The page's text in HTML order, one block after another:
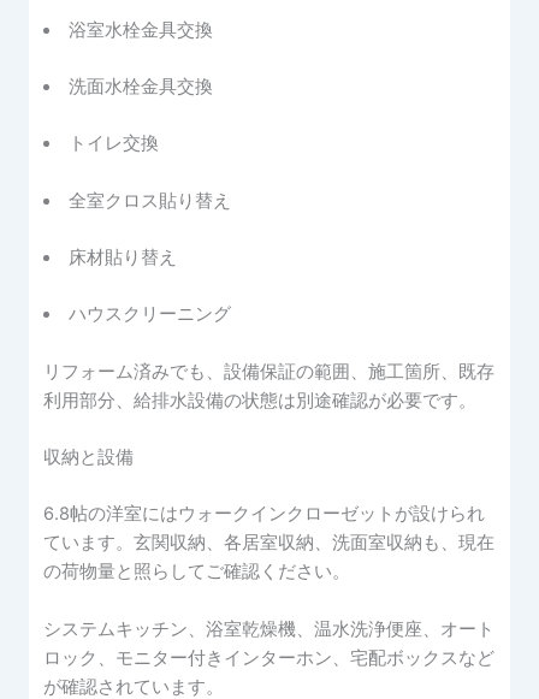
浴室水栓金具交換
洗面水栓金具交換
トイレ交換
全室クロス貼り替え
床材貼り替え
ハウスクリーニング
リフォーム済みでも、設備保証の範囲、施工箇所、既存
利用部分、給排水設備の状態は別途確認が必要です。
収納と設備
6.8帖の洋室にはウォークインクローゼットが設けられ
ています。玄関収納、各居室収納、洗面室収納も、現在
の荷物量と照らしてご確認ください。
システムキッチン、浴室乾燥機、温水洗浄便座、オート
ロック、モニター付きインターホン、宅配ボックスなど
が確認されています。